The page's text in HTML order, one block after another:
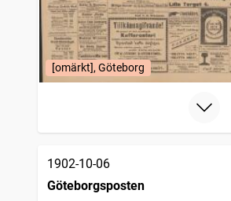
[omärkt], Göteborg
1902-10-06
Göteborgsposten